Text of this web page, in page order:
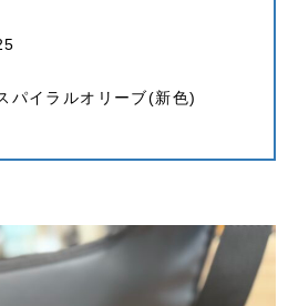
パイラルオリーブ(新色)